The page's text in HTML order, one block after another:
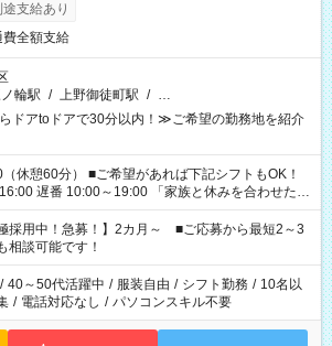
支給あり
費全額支給
輪駅 / 上野御徒町駅 / …
ドアtoドアで30分以内！≫ご希望の勤務地を紹介
望があれば下記シフトもOK！
10:00～19:00 「家族と休みを合わせた
持って夕飯の準備がしたい」 「できれば残業はし
、ご希望を教えてくださいね。 ※Wワーク希望
のお仕事で希望する勤務時間と、もう1つのお仕事
合計で週40時間を超える場合は応募できません。
極採用中！急募！】2カ月～ ■ご応募から最短2～3
相談可能です！
/ 40～50代活躍中 / 服装自由 / シフト勤務 / 10名以
/ 電話対応なし / パソコンスキル不要